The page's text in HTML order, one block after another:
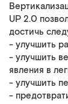
UP 2.0
достичь
- улучшить
- улучшить
явления в
- улучшить
-